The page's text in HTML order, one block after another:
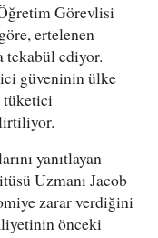
Görevlisi
ertelenen
tekabül ediyor.
güveninin ülke
tüketici
yanıtlayan
Uzmanı Jacob
zarar verdiğini
önceki